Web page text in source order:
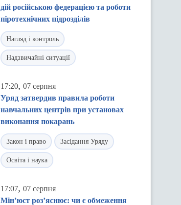
дій російською федерацією та роботи
піротехнічних підрозділів
Нагляд і контроль
Надзвичайні ситуації
17:20, 07 серпня
Уряд затвердив правила роботи
навчальних центрів при установах
виконання покарань
Закон і право Засідання Уряду
Освіта і наука
17:07, 07 серпня
Мін’юст роз’яснює: чи є обмеження